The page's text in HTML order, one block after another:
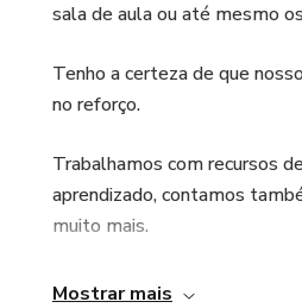
sala de aula ou até mesmo
Tenho a certeza de que
no reforço.
Trabalhamos com recursos
aprendizado, contamos
muito mais.
Nosso objetivo é ajudar você
Mostrar mais